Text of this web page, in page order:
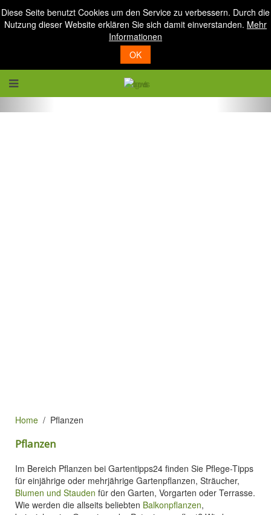
Diese Seite benutzt Cookies um den Service zu verbessern. Durch die
Nutzung dieser Website erklären Sie sich damit einverstanden. Mehr
Informationen
OK
Home Pflanzen
Pflanzen
Im Bereich Pflanzen bei Gartentipps24 finden Sie Pflege-Tipps
für einjährige oder mehrjährige Gartenpflanzen, Sträucher,
Blumen und Stauden für den Garten, Vorgarten oder Terrasse.
Wie werden die allseits beliebten Balkonpflanzen,